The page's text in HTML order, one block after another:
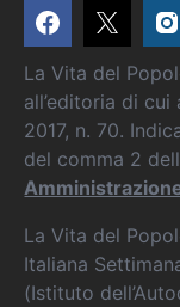
La Vita del
all’editoria di
2017, n. 70.
del comma 2
La Vita del
Italiana
(Istituto